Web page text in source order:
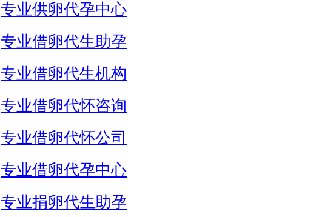
专业供卵代孕中心
专业借卵代生助孕
专业借卵代生机构
专业借卵代怀咨询
专业借卵代怀公司
专业借卵代孕中心
专业捐卵代生助孕